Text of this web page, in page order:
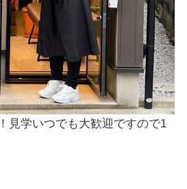
見学いつでも大歓迎ですので1